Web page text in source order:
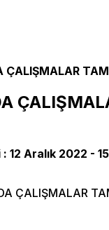
ÇALIŞMALAR
: 12 Aralık 2022 -